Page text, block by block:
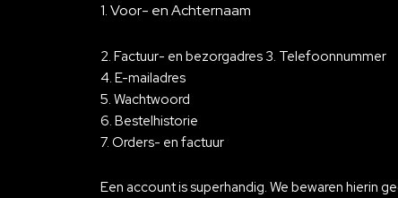
1. Voor- en Achternaam
2. Factuur- en bezorgadres 3. Telefoonnummer
4. E-mailadres
5. Wachtwoord
6. Bestelhistorie
7. Orders- en factuur
Een account is superhandig. We bewaren hierin